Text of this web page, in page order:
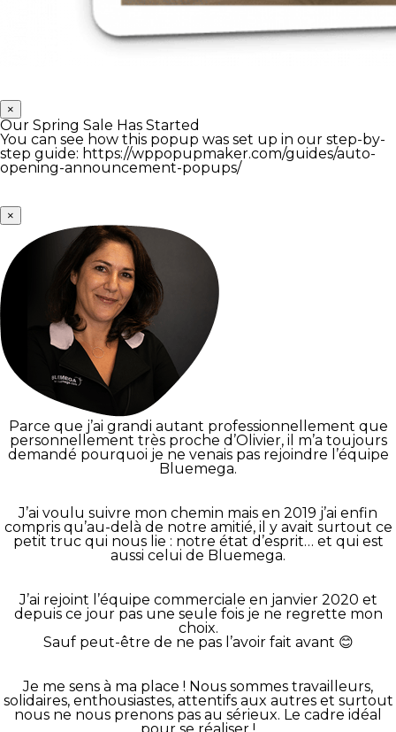
×
Our Spring Sale Has Started
You can see how this popup was set up in our step-by-
step guide: https://wppopupmaker.com/guides/auto-
opening-announcement-popups/
×
Parce que j’ai grandi autant professionnellement que
personnellement très proche d’Olivier, il m’a toujours
demandé pourquoi je ne venais pas rejoindre l’équipe
Bluemega.
J’ai voulu suivre mon chemin mais en 2019 j’ai enfin
compris qu’au-delà de notre amitié, il y avait surtout ce
petit truc qui nous lie : notre état d’esprit… et qui est
aussi celui de Bluemega.
J’ai rejoint l’équipe commerciale en janvier 2020 et
depuis ce jour pas une seule fois je ne regrette mon
choix.
Sauf peut-être de ne pas l’avoir fait avant 😊
Je me sens à ma place ! Nous sommes travailleurs,
solidaires, enthousiastes, attentifs aux autres et surtout
nous ne nous prenons pas au sérieux. Le cadre idéal